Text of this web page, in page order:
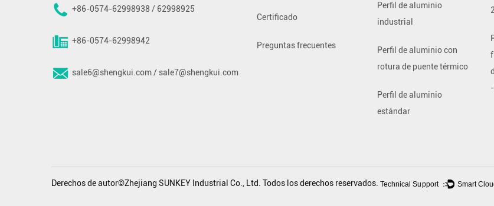
+86-0574-62998938 / 62998925
+86-0574-62998942
sale6@shengkui.com/ sale7@shengkui.com
Certificado
Preguntas frecuentes
Perfil de aluminio
industrial
Perfil de aluminio con
rotura de puente térmico
Perfil de aluminio
estándar
-
Derechos de autor©Zhejiang SUNKEY Industrial Co., Ltd. Todos los derechos reservados. Technical Support ： Smart